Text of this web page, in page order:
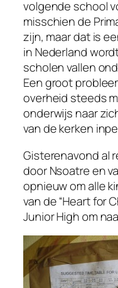
volgende school
misschien de
zijn, maar dat is
in Nederland
scholen vallen
Een groot
overheid steeds
onderwijs naar
van de kerken
Gisterenavond al
door Nsoatre en
opnieuw om alle
van de “Heart for
Junior High om